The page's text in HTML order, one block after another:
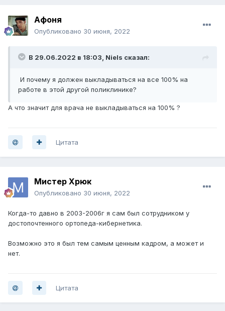
Афоня
Опубликовано 30 июня, 2022
В 29.06.2022 в 18:03, Niels сказал:
И почему я должен выкладываться на все 100% на
работе в этой другой поликлинике?
А что значит для врача не выкладываться на 100% ?
Цитата
Мистер Хрюк
Опубликовано 30 июня, 2022
Когда-то давно в 2003-2006г я сам был сотрудником у
достопочтенного ортопеда-кибернетика.
Возможно это я был тем самым ценным кадром, а может и
нет.
Цитата